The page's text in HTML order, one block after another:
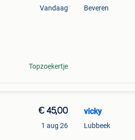
Vandaag
Topzoekertje
Beveren
€ 45,00
1 aug 26
vicky
Lubbeek